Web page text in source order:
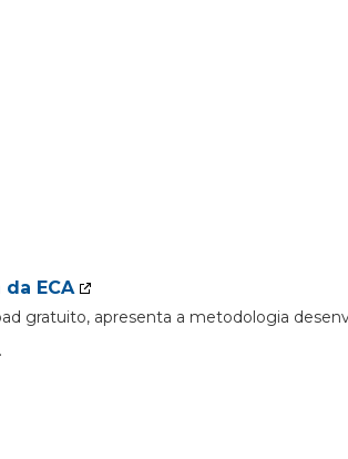
ECA
gratuito, apresenta a metodologia